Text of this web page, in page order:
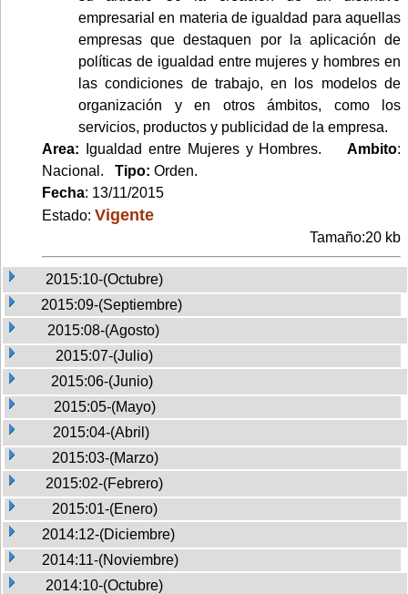
empresarial en materia de igualdad para aquellas
empresas que destaquen por la aplicación de
políticas de igualdad entre mujeres y hombres en
las condiciones de trabajo, en los modelos de
organización y en otros ámbitos, como los
servicios, productos y publicidad de la empresa.
Area: Igualdad entre Mujeres y Hombres. Ambito:
Nacional. Tipo: Orden.
Fecha: 13/11/2015
Estado: Vigente
Tamaño:20 kb
2015:10-(Octubre)
2015:09-(Septiembre)
2015:08-(Agosto)
2015:07-(Julio)
2015:06-(Junio)
2015:05-(Mayo)
2015:04-(Abril)
2015:03-(Marzo)
2015:02-(Febrero)
2015:01-(Enero)
2014:12-(Diciembre)
2014:11-(Noviembre)
2014:10-(Octubre)